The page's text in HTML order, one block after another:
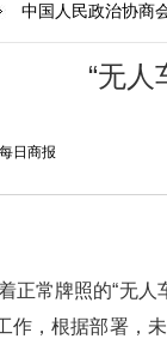
中国人民政治协商
“无人
日商报
正常牌照的“无
作，根据部署，